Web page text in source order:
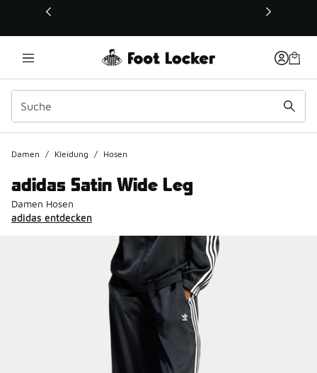
Dieser Link öffnet sich in einem neuen Fenster
Damen / Kleidung / Hosen
adidas Satin Wide Leg
Damen Hosen
adidas entdecken